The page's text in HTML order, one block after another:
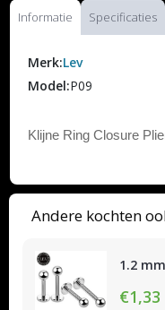
Andere kochten
1.2
€1,33
Informatie Specificaties
Merk:Lev
Model:P09
Klijne Ring Closure